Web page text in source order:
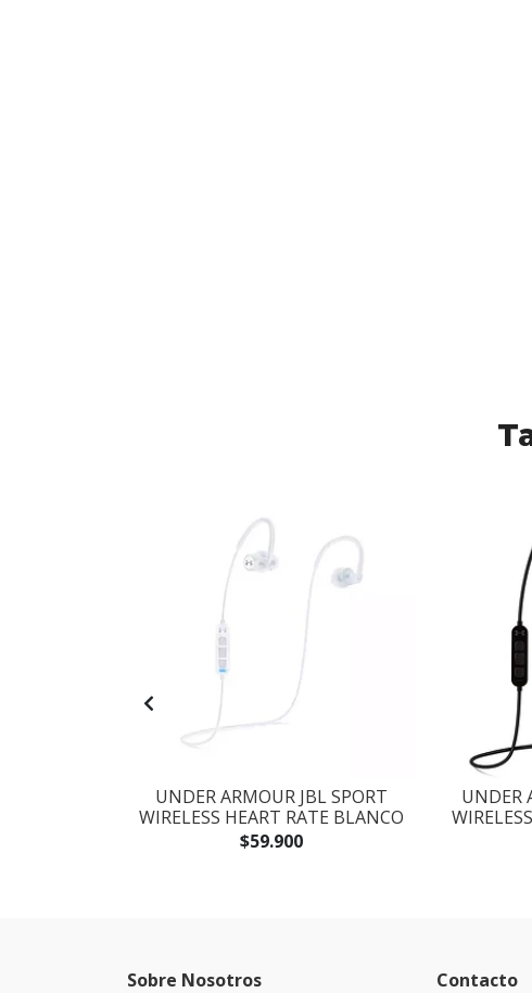
UNDER ARMOUR JBL SPORT
WIRELESS HEART RATE BLANCO
$59.900
UNDER
Sobre Nosotros Contacto